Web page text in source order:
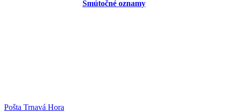
Smútočné oznamy
Pošta Trnavá Hora